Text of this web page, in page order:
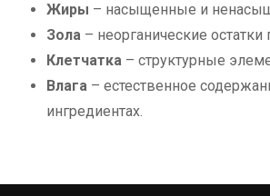
Жиры – насыщенные и
Зола – неорганические остатки
Клетчатка – структурные
Влага – естественное
ингредиентах.